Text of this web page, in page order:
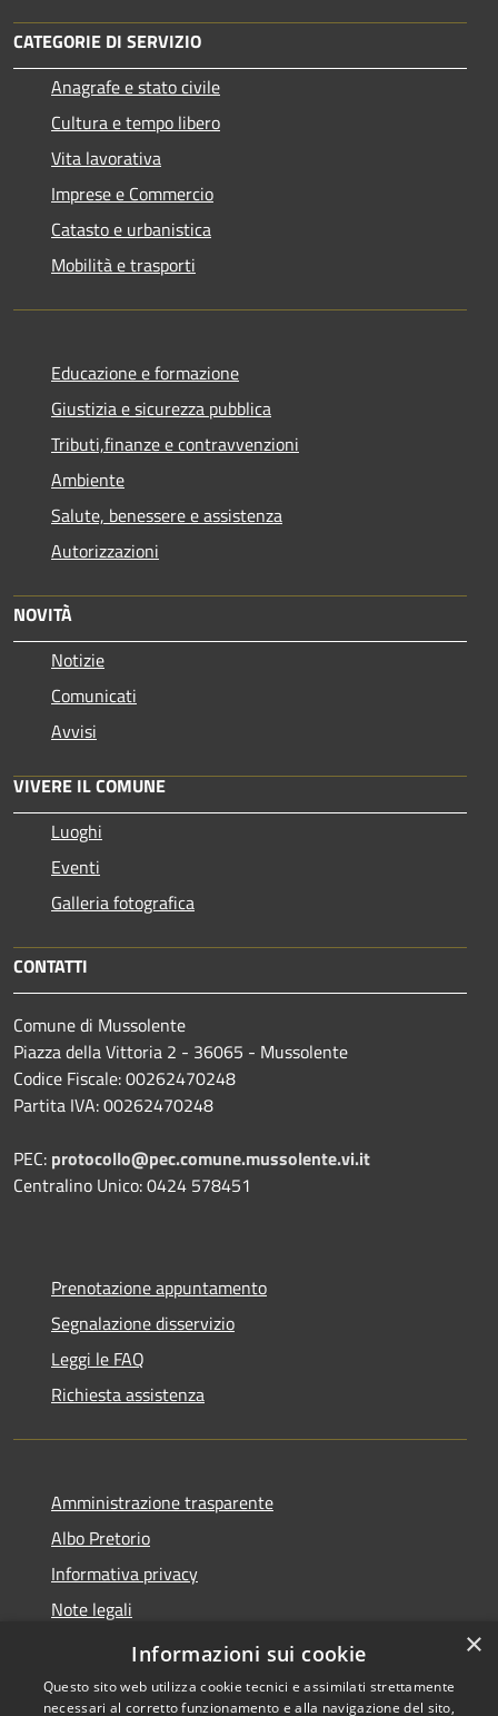
CATEGORIE DI SERVIZIO
Anagrafe e stato civile
Cultura e tempo libero
Vita lavorativa
Imprese e Commercio
Catasto e urbanistica
Mobilità e trasporti
Educazione e formazione
Giustizia e sicurezza pubblica
Tributi,finanze e contravvenzioni
Ambiente
Salute, benessere e assistenza
Autorizzazioni
NOVITÀ
Notizie
Comunicati
Avvisi
VIVERE IL COMUNE
Luoghi
Eventi
Galleria fotografica
CONTATTI
Comune di Mussolente
Piazza della Vittoria 2 - 36065 - Mussolente
Codice Fiscale: 00262470248
Partita IVA: 00262470248
PEC: protocollo@pec.comune.mussolente.vi.it
Centralino Unico: 0424 578451
Prenotazione appuntamento
Segnalazione disservizio
Leggi le FAQ
Richiesta assistenza
Amministrazione trasparente
Albo Pretorio
Informativa privacy
Note legali
Dichiarazione di accessibilità
×
Informazioni sui cookie
Questo sito web utilizza cookie tecnici e assimilati strettamente
necessari al corretto funzionamento e alla navigazione del sito,